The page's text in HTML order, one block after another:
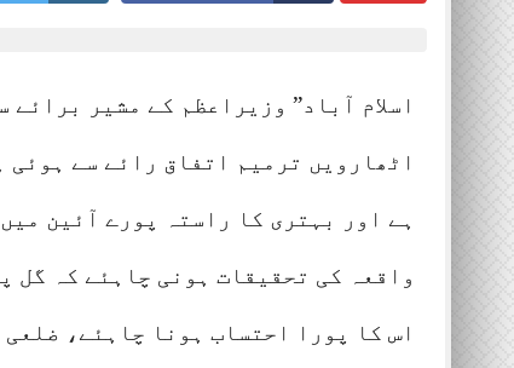
اسلام آباد” وزیراعظم کے مشیر
اٹھارویں ترمیم اتفاق رائے سے
ہے اور بہتری کا راستہ پورے آئین
واقعہ کی تحقیقات ہونی چاہئے کہ گل
اس کا پورا احتساب ہونا چاہئے،